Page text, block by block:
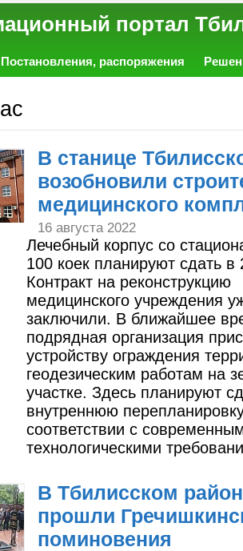
Постановления, распоряжения
В станице
возобновили
медицинского
16 августа 2022
Лечебный корпус со
100 коек планируют сдать в
Контракт на реконструкцию
медицинского учреждения
заключили. В ближайшее
подрядная организация
устройству ограждения
геодезическим работам на
участке. Здесь планируют
внутреннюю
соответствии с
технологическими
В Тбилисском
прошли
поминовения